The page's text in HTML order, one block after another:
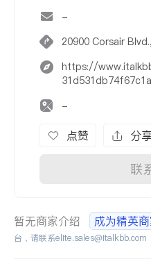
-
20900 Corsair
https://
31d531db74f67c1a
-
点赞 分
联
暂无商家介绍 成为精英
台，请联系elite.sales@italkbb.com